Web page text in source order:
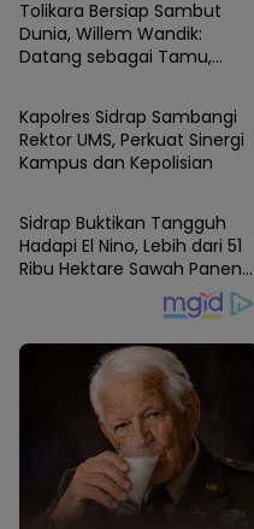
Tolikara Bersiap Sambut
Dunia, Willem Wandik:
Datang sebagai Tamu,
SIDRAP
Kapolres Sidrap Sambangi
Rektor UMS, Perkuat Sinergi
Kampus dan Kepolisian
SIDRAP
Sidrap Buktikan Tangguh
Hadapi El Nino, Lebih dari 51
Ribu Hektare Sawah Panen
dan PM-AAS Lampaui Target